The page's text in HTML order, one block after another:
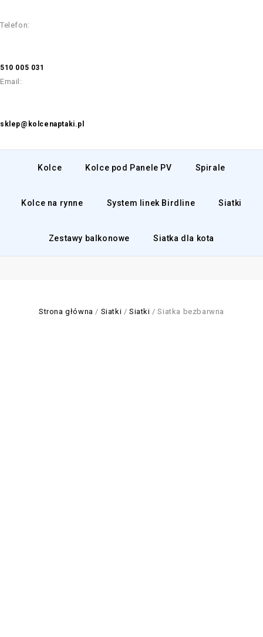
Telefon:
510 005 031
Email:
sklep@kolcenaptaki.pl
Kolce Kolce pod Panele PV Spirale
Kolce na rynne System linek Birdline Siatki
Zestawy balkonowe Siatka dla kota
Strona główna / Siatki / Siatki /Siatka bezbarwna